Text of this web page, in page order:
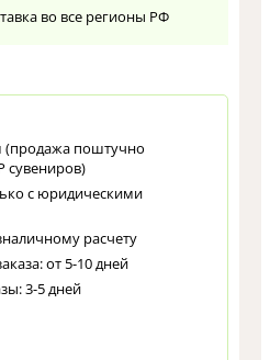
во все регионы РФ
(продажа поштучно
сувениров)
с юридическими
расчету
от 5-10 дней
3-5 дней